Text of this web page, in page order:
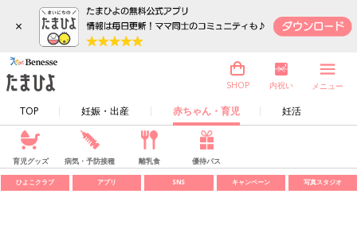
×
TOP 妊娠・出産 赤ちゃん・育児 妊活
SHOP 内祝い メニュー
育児グッズ 病気・予防接種 離乳食 優待パス
ひよこクラブ アプリ SNS キャンペーン 写真スタジオ